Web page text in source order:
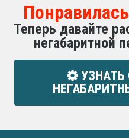
Теперь давайте
негабаритной